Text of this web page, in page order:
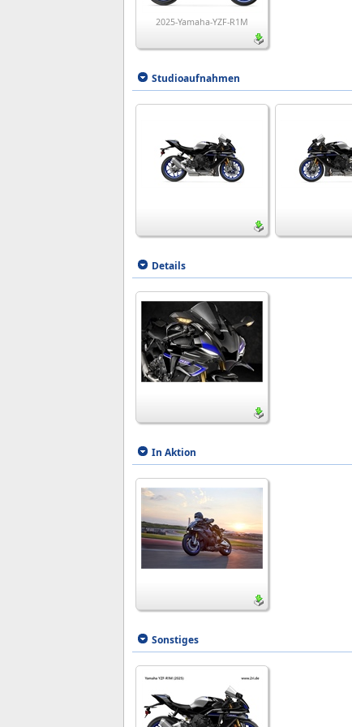
2025-Yamaha-YZF-R1M
Studioaufnahmen
Details
In Aktion
Sonstiges